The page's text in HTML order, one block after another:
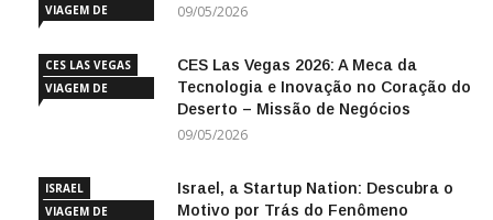
VIAGEM DE
09/05/2026
CES LAS VEGAS
VIAGEM DE
CES Las Vegas 2026: A Meca da
Tecnologia e Inovação no Coração do
Deserto – Missão de Negócios
09/05/2026
ISRAEL
VIAGEM DE
Israel, a Startup Nation: Descubra o
Motivo por Trás do Fenômeno